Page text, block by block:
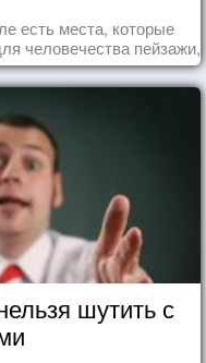
есть места, которые
человечества пейзажи,
шутить с